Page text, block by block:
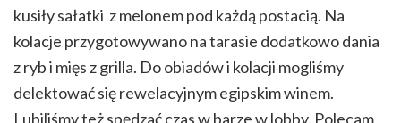
kusiły sałatki z melonem pod każdą postacią. Na
kolacje przygotowywano na tarasie dodatkowo dania
z ryb i mięs z grilla. Do obiadów i kolacji mogliśmy
delektować się rewelacyjnym egipskim winem.
Lubiliśmy też spędzać czas w barze w lobby. Polecam